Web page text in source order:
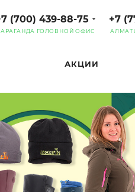
+7
(700) 439-88-75
ГОЛОВНОЙ ОФИС
АКЦИИ